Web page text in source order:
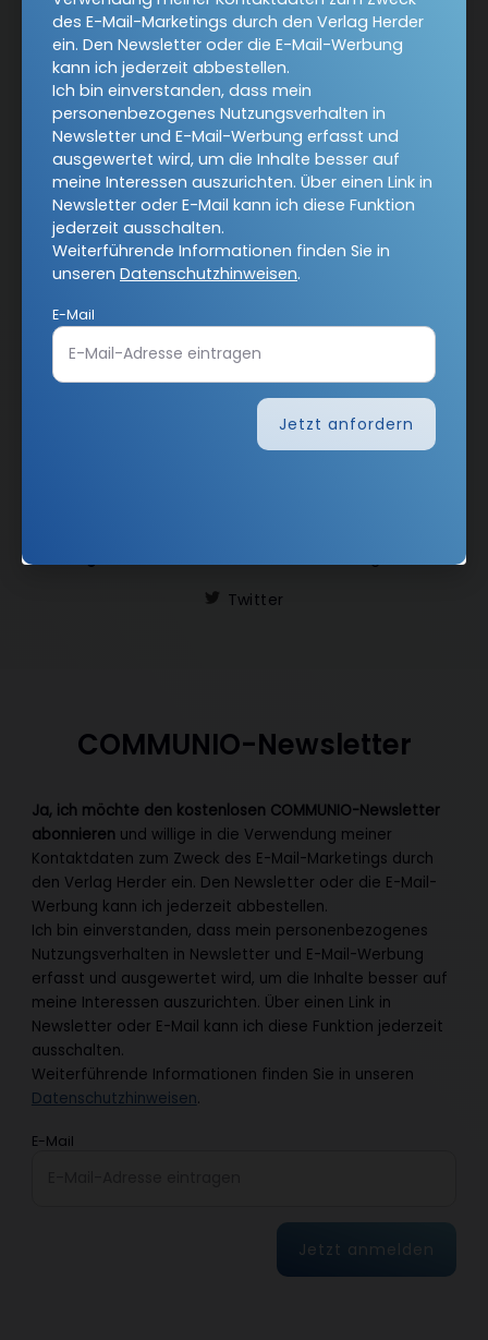
Angebote: RSS-Feeds
Verlag: Theologie & Pastoral
Religion & Spiritualität
CHRIST IN DER GEGENWART
Herder Korrespondenz
einfach leben
Stimmen der Zeit
Gottesdienst
Ideenwerkstatt Gottesdienste
Pastoralblätter
Bibel lesen
kunst und kirche
Biblische Notizen
Römische Quartalschrift
Twitter
COMMUNIO-Newsletter
Ja, ich möchte den kostenlosen COMMUNIO-Newsletter
abonnieren und willige in die Verwendung meiner
Kontaktdaten zum Zweck des E-Mail-Marketings durch
den Verlag Herder ein. Den Newsletter oder die E-Mail-
Werbung kann ich jederzeit abbestellen.
Ich bin einverstanden, dass mein personenbezogenes
Nutzungsverhalten in Newsletter und E-Mail-Werbung
erfasst und ausgewertet wird, um die Inhalte besser auf
meine Interessen auszurichten. Über einen Link in
Newsletter oder E-Mail kann ich diese Funktion jederzeit
ausschalten.
Weiterführende Informationen finden Sie in unseren
Datenschutzhinweisen.
E-Mail
Jetzt anmelden
des E-Mail-Marketings durch den Verlag Herder
ein. Den Newsletter oder die E-Mail-Werbung
kann ich jederzeit abbestellen.
Ich bin einverstanden, dass mein
personenbezogenes Nutzungsverhalten in
Newsletter und E-Mail-Werbung erfasst und
ausgewertet wird, um die Inhalte besser auf
meine Interessen auszurichten. Über einen Link in
Newsletter oder E-Mail kann ich diese Funktion
jederzeit ausschalten.
Weiterführende Informationen finden Sie in
unseren Datenschutzhinweisen.
E-Mail
Jetzt anfordern